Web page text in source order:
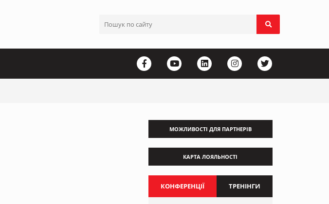
МОЖЛИВОСТІ ДЛЯ ПАРТНЕРІВ
КАРТА ЛОЯЛЬНОСТІ
КОНФЕРЕНЦІЇ ТРЕНІНГИ